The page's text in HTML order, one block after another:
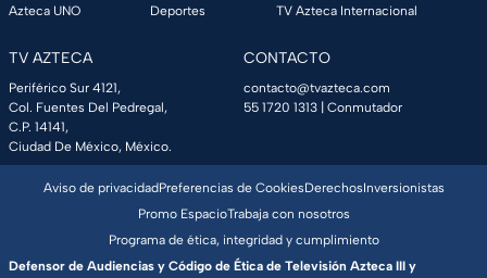
Azteca UNO
Deportes
TV Azteca Internacional
TV AZTECA
Periférico Sur 4121,
Col. Fuentes Del Pedregal,
C.P. 14141,
Ciudad De México, México.
CONTACTO
contacto@tvazteca.com
55 1720 1313 | Conmutador
Aviso de privacidadPreferencias de CookiesDerechosInversionistas
Promo EspacioTrabaja con nosotros
Programa de ética, integridad y cumplimiento
Defensor de Audiencias y Código de Ética de Televisión Azteca III y